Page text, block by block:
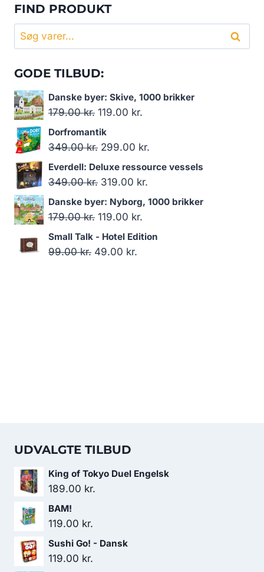
FIND PRODUKT
Søg
efter:
Søg
GODE TILBUD:
Danske byer: Skive, 1000 brikker
179.00kr. Den
oprindelige
pris
179.00 kr..
119.00 kr.
pris
Dorfromantik
349.00kr. Den
oprindelige
pris
349.00 kr..
299.00 kr.
aktuelle
Everdell: Deluxe ressource vessels
349.00kr. Den
oprindelige
pris
349.00 kr..
319.00 kr.
aktuelle
Danske byer: Nyborg, 1000 brikker
179.00kr. Den
oprindelige
pris
119.00 kr.
aktuelle
Small Talk - Hotel Edition
99.00kr. Den
49.00 kr.
UDVALGTE TILBUD
King of Tokyo Duel Engelsk
189.00 kr.
BAM!
119.00 kr.
Sushi Go! - Dansk
119.00 kr.